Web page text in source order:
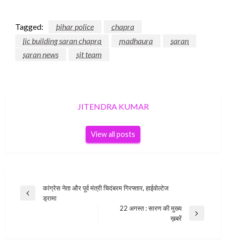
Tagged: bihar police
chapra
lic building saran chapra
madhaura
saran
saran news
sit team
JITENDRA KUMAR
View all posts
Post
navigation
Previous
कांग्रेस नेता और पूर्व मंत्री चिदंबरम गिरफ्तार, हाईवोल्टेज
ड्रामा
22 अगस्त : सारण की मुख्य
ख़बरें